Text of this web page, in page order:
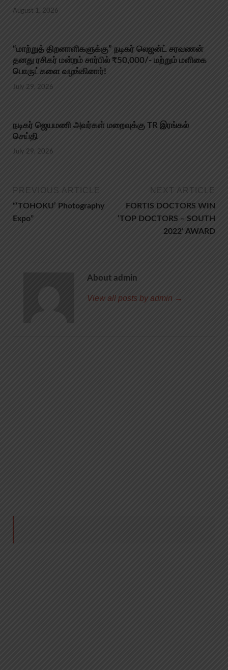
August 1, 2026
“மாற்றுத் திறனாளிகளுக்கு” நடிகர் லெஜன்ட் சரவணன்
தனது ரசிகர் மன்றம் சார்பில் ₹50,000/- மற்றும் மளிகை
பொருட்களை வழங்கினார்!
July 29, 2026
நடிகர் ஜெயமணி அவர்கள் மறைவுக்கு TR இரங்கல்
செய்தி
July 29, 2026
PREVIOUS ARTICLE
“‘TOHOKU’ Photography
Expo”
NEXT ARTICLE
FORTIS DOCTORS WIN
‘TOP DOCTORS – SOUTH
2022’ AWARD
About admin
View all posts by admin →